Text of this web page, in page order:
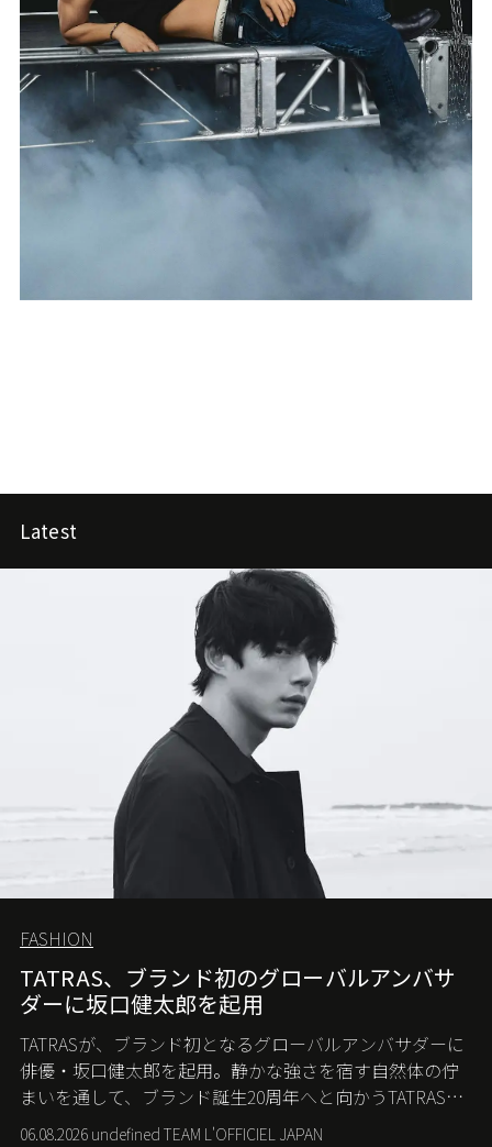
Latest
FASHION
TATRAS、ブランド初のグローバルアンバサ
ダーに坂口健太郎を起用
TATRASが、ブランド初となるグローバルアンバサダーに
俳優・坂口健太郎を起用。静かな強さを宿す自然体の佇
まいを通して、ブランド誕生20周年へと向かうTATRASの
新たなストーリーを発信する。
06.08.2026 undefined TEAM L'OFFICIEL JAPAN